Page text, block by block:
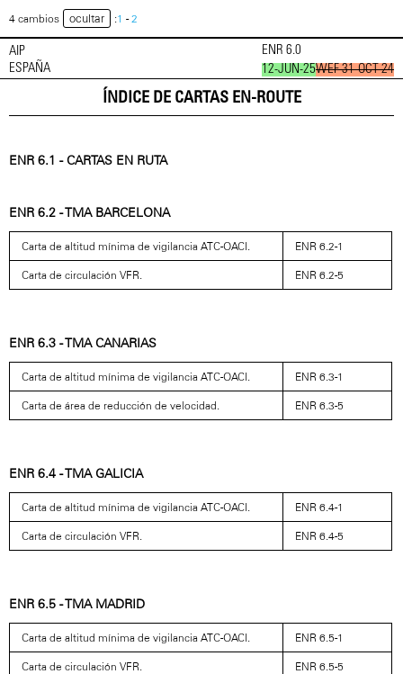
4 cambios ocultar :1 -2
AIP
ESPAÑA
ENR 6.0
12-JUN-25WEF 31-OCT-24
ÍNDICE DE CARTAS EN-ROUTE
ENR 6.1 - CARTAS EN RUTA
ENR 6.2 - TMA BARCELONA
Carta de altitud mínima de vigilancia ATC-OACI. ENR 6.2-1
Carta de circulación VFR. ENR 6.2-5
ENR 6.3 - TMA CANARIAS
Carta de altitud mínima de vigilancia ATC-OACI. ENR 6.3-1
Carta de área de reducción de velocidad. ENR 6.3-5
ENR 6.4 - TMA GALICIA
Carta de altitud mínima de vigilancia ATC-OACI. ENR 6.4-1
Carta de circulación VFR. ENR 6.4-5
ENR 6.5 - TMA MADRID
Carta de altitud mínima de vigilancia ATC-OACI. ENR 6.5-1
Carta de circulación VFR. ENR 6.5-5